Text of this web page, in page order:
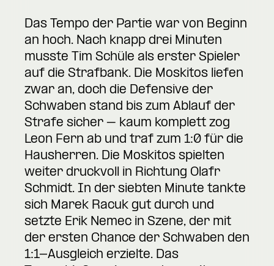
Das Tempo der Partie war von Beginn
an hoch. Nach knapp drei Minuten
musste Tim Schüle als erster Spieler
auf die Strafbank. Die Moskitos liefen
zwar an, doch die Defensive der
Schwaben stand bis zum Ablauf der
Strafe sicher – kaum komplett zog
Leon Fern ab und traf zum 1:0 für die
Hausherren. Die Moskitos spielten
weiter druckvoll in Richtung Olafr
Schmidt. In der siebten Minute tankte
sich Marek Racuk gut durch und
setzte Erik Nemec in Szene, der mit
der ersten Chance der Schwaben den
1:1-Ausgleich erzielte. Das